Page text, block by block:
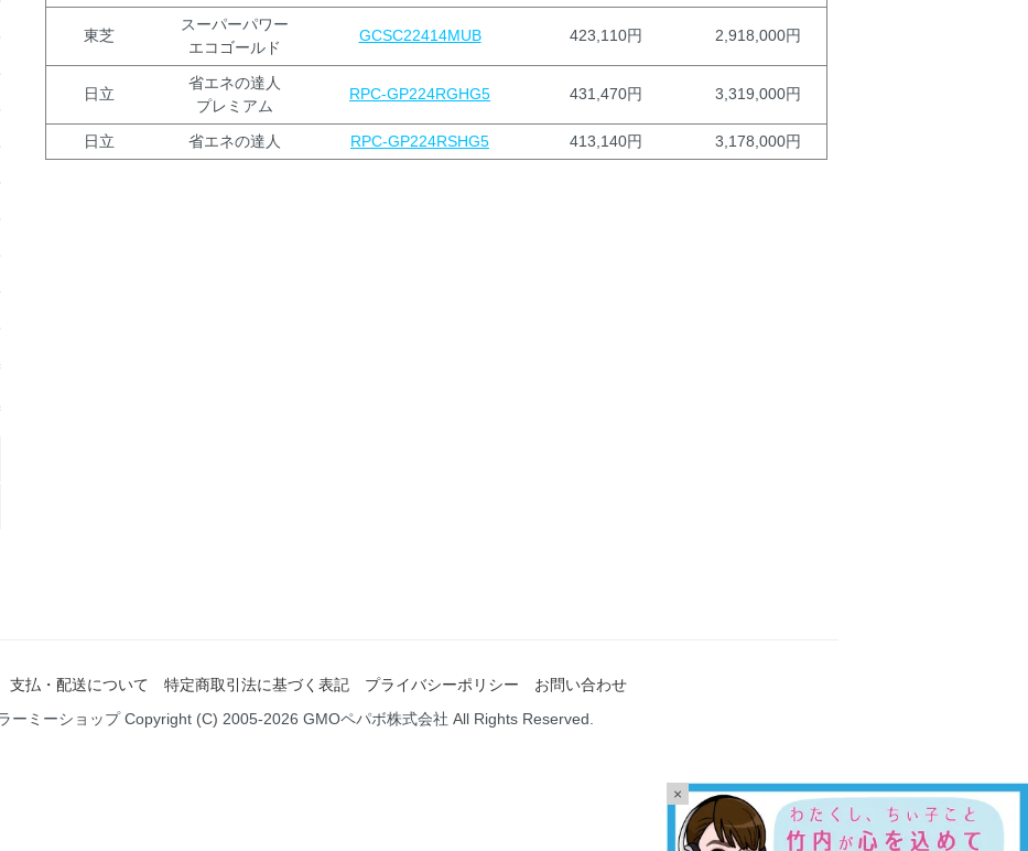
×
東芝
スーパーパワー
エコゴールド
GCSC22414MUB 423,110円 2,918,000円
日立
省エネの達人
プレミアム
RPC-GP224RGHG5 431,470円 3,319,000円
日立 省エネの達人 RPC-GP224RSHG5 413,140円 3,178,000円
支払・配送について 特定商取引法に基づく表記 プライバシーポリシー
お問い合わせ
ーミーショップCopyright (C) 2005-2026 GMOペパボ株式会社 All Rights Reserved.